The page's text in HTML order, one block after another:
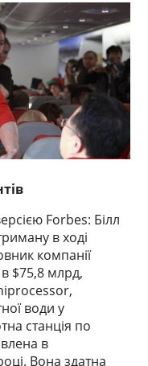
Forbes: Білл
в ході
компанії
$75,8 млрд,
води у
станція по
в
Вона здатна